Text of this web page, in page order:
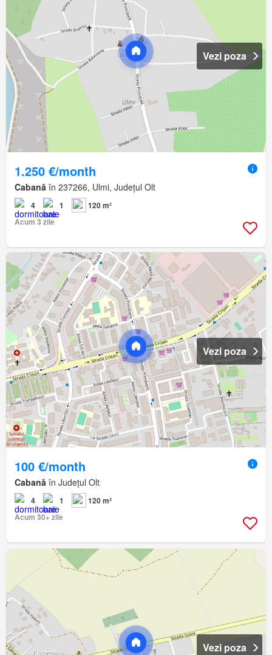
Vezi poza
1.250 €/month
Cabană în 237266, Ulmi, Județul Olt
4 1
120 m²
Acum 3 zile
Vezi poza
100 €/month
Cabană în Județul Olt
4 1
120 m²
Acum 30+ zile
Vezi poza